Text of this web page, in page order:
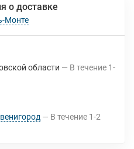
о доставке
Монте
области В течение 1-
В течение 1-2